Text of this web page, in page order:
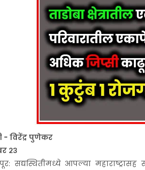
- विरेंद्र पुणेकर
२३
सद्यस्थितीमध्ये आपल्या